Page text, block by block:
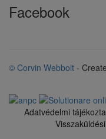
Facebook
© Corvin Webbolt -
Adatvédelmi